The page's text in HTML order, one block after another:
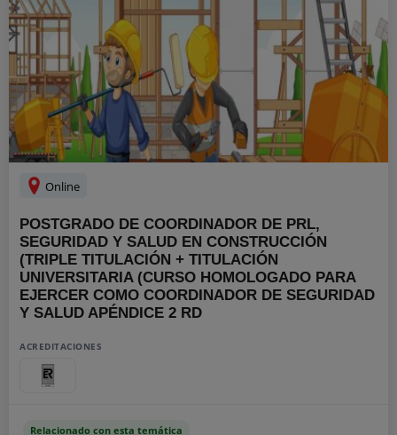
Online
POSTGRADO DE COORDINADOR DE PRL,
SEGURIDAD Y SALUD EN CONSTRUCCIÓN
(TRIPLE TITULACIÓN + TITULACIÓN
UNIVERSITARIA (CURSO HOMOLOGADO PARA
EJERCER COMO COORDINADOR DE SEGURIDAD
Y SALUD APÉNDICE 2 RD
ACREDITACIONES
Relacionado con esta temática